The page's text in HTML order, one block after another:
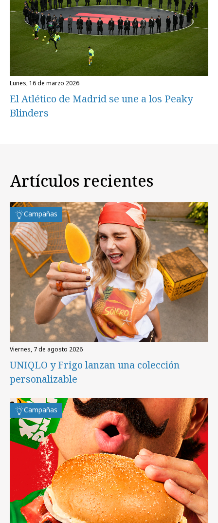
lunes, 16 de marzo 2026
El Atlético de Madrid se une a los Peaky
Blinders
Artículos recientes
Campañas
viernes, 7 de agosto 2026
UNIQLO y Frigo lanzan una colección
personalizable
Campañas